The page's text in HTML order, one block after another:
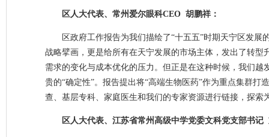
区人大代表、常州爱尔眼科CEO 胡鹏祥：
区政府工作报告为我们描绘了“十五五”时期天宁区发
战略擘画，更是给所有在天宁发展的市场主体，发出了转
需求的变化与成本优化的压力。但正是在这种时候，我们
贵的“确定性”。报告提出将“高端生物医药”作为重点集群
查、基层专科、家庭医生和我们的专家资源进行链接，探
区人大代表、江苏省常州高级中学党委文科党支部书记